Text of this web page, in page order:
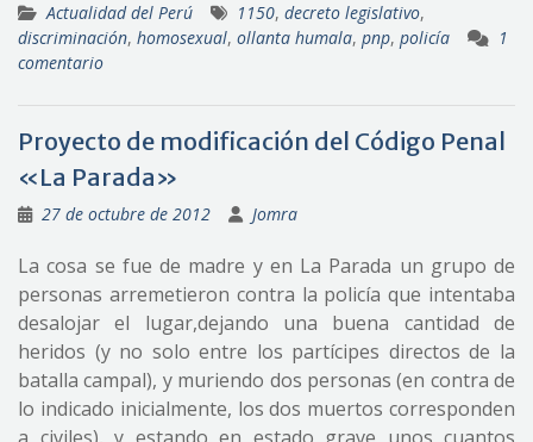
Actualidad del Perú 1150, decreto legislativo,
discriminación, homosexual, ollanta humala, pnp, policía
1
comentario
Proyecto de modificación del Código Penal
«La Parada»
27 de octubre de 2012 Jomra
La cosa se fue de madre y en La Parada un grupo de
personas arremetieron contra la policía que intentaba
desalojar el lugar,dejando una buena cantidad de
heridos (y no solo entre los partícipes directos de la
batalla campal), y muriendo dos personas (en contra de
lo indicado inicialmente, los dos muertos corresponden